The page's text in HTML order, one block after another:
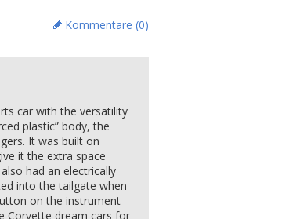
Kommentare (0)
car with the versatility
plastic” body, the
It was built on
it the extra space
had an electrically
into the tailgate when
on the instrument
Corvette dream cars for